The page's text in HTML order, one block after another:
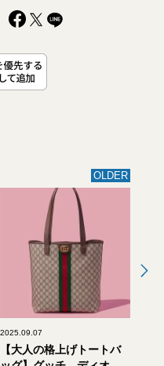
OLDER
2025.09.07
【大人の格上げトートバ